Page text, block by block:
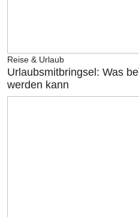
Reise & Urlaub
Urlaubsmitbringsel: Was
werden kann